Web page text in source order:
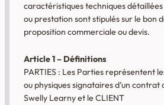
caractéristiques techniques
ou prestation sont stipulés sur le bon
proposition commerciale ou devis.
Article 1 – Définitions
PARTIES : Les Parties représentent
ou physiques signataires d’un
Swelly Learny et le CLIENT